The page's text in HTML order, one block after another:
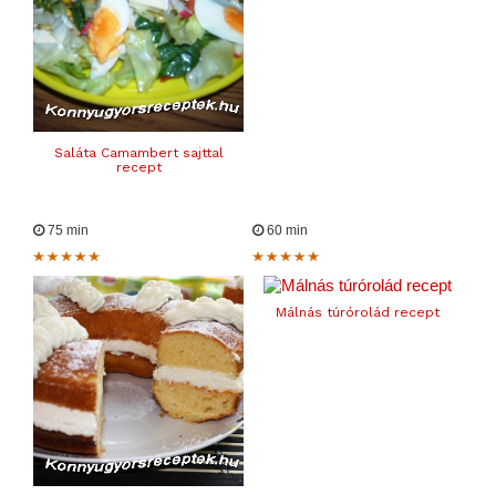
Saláta Camambert sajttal
recept
75 min 60 min
Málnás túrórolád recept